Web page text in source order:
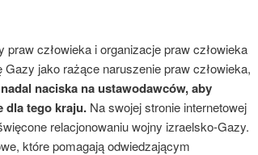
człowieka i organizacje praw człowieka
jako rażące naruszenie praw człowieka,
naciska na ustawodawców, aby
dla tego kraju. Na swojej stronie internetowej
relacjonowaniu wojny izraelsko-Gazy.
które pomagają odwiedzającym